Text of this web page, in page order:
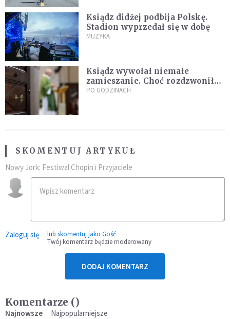
Ksiądz didżej podbija Polskę.
Stadion wyprzedał się w dobę
MUZYKA
Ksiądz wywołał niemałe
zamieszanie. Choć rozdzwoniły
się telefony z całego kraju,
PO GODZINACH
SKOMENTUJ ARTYKUŁ
Nowy Jork: Festiwal Chopin i Przyjaciele
Zaloguj się lub skomentuj jako Gość
Twój komentarz będzie moderowany
DODAJ KOMENTARZ
Komentarze ()
Najnowsze Najpopularniejsze